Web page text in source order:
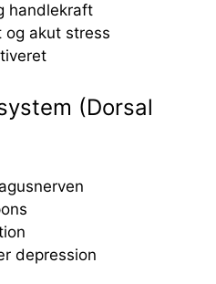
handlekraft
og akut stress
(Dorsal
depression